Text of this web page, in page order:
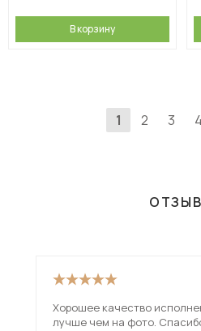
В корзину
1 2 3 4
Хорошее качество
лучше чем на фото.